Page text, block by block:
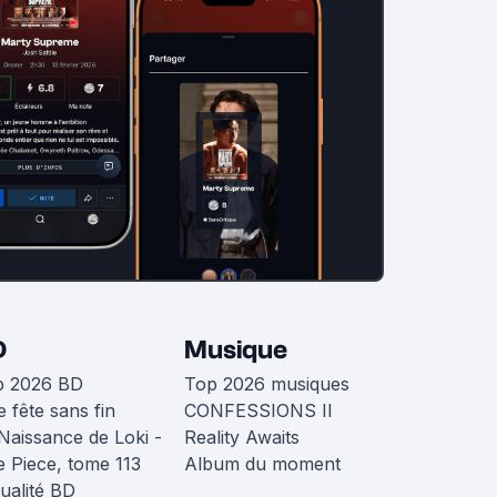
2026 BD
fête sans fin
de Loki -
Piece, tome 113
BD
Musique
Top 2026 musiques
CONFESSIONS II
Reality Awaits
Album du moment